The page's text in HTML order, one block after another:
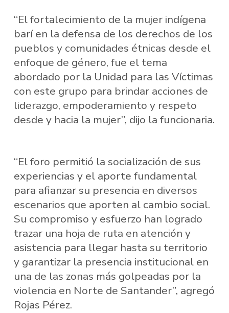
“El fortalecimiento de la mujer indígena
barí en la defensa de los derechos de los
pueblos y comunidades étnicas desde el
enfoque de género, fue el tema
abordado por la Unidad para las Víctimas
con este grupo para brindar acciones de
liderazgo, empoderamiento y respeto
desde y hacia la mujer”, dijo la funcionaria.
“El foro permitió la socialización de sus
experiencias y el aporte fundamental
para afianzar su presencia en diversos
escenarios que aporten al cambio social.
Su compromiso y esfuerzo han logrado
trazar una hoja de ruta en atención y
asistencia para llegar hasta su territorio
y garantizar la presencia institucional en
una de las zonas más golpeadas por la
violencia en Norte de Santander”, agregó
Rojas Pérez.